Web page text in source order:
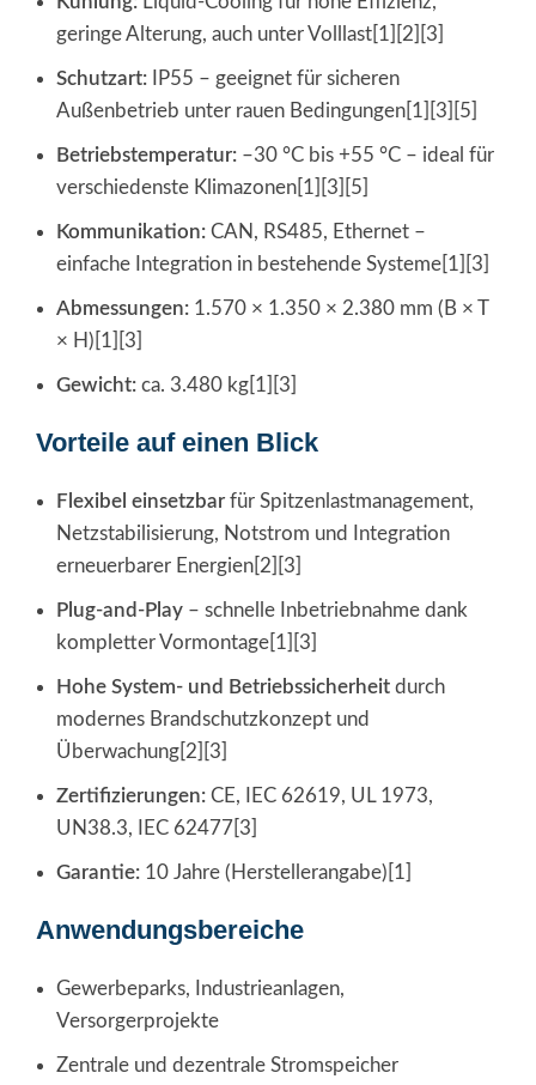
geringe Alterung, auch unter Volllast[1][2][3]
Schutzart: IP55 – geeignet für sicheren
Außenbetrieb unter rauen Bedingungen[1][3][5]
Betriebstemperatur: –30 °C bis +55 °C – ideal für
verschiedenste Klimazonen[1][3][5]
Kommunikation: CAN, RS485, Ethernet –
einfache Integration in bestehende Systeme[1][3]
Abmessungen: 1.570 × 1.350 × 2.380 mm (B × T
× H)[1][3]
Gewicht: ca. 3.480 kg[1][3]
Vorteile auf einen Blick
Flexibel einsetzbar für Spitzenlastmanagement,
Netzstabilisierung, Notstrom und Integration
erneuerbarer Energien[2][3]
Plug-and-Play – schnelle Inbetriebnahme dank
kompletter Vormontage[1][3]
Hohe System- und Betriebssicherheit durch
modernes Brandschutzkonzept und
Überwachung[2][3]
Zertifizierungen: CE, IEC 62619, UL 1973,
UN38.3, IEC 62477[3]
Garantie: 10 Jahre (Herstellerangabe)[1]
Anwendungsbereiche
Gewerbeparks, Industrieanlagen,
Versorgerprojekte
Zentrale und dezentrale Stromspeicher